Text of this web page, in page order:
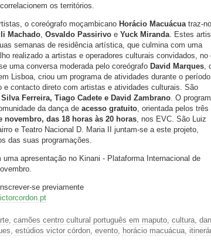
os territórios.
o coreógrafo moçambicano Horácio Macuácuatraz-
Machado, Osvaldo Passirivo e Yuck Miranda. Estes
semanas de residência artística, que culmina com uma
realizado a artistas e operadores culturais convidados, no
uma conversa moderada pelo coreógrafo David Marques,
Lisboa, criou um programa de atividades durante o
e contacto direto com artistas e atividades culturais. São
Ferreira, Tiago Cadete e David Zambrano. O
da dança de acesso gratuito, orientada pelos três
novembro, das 18 horas às 20 horas, nos EVC. São Luiz
e Teatro Nacional D. Maria II juntam-se a este projeto,
das suas programações.
apresentação no Kinani - Plataforma Internacional de
se previamente
, camões centro cultural português em maputo, cultura,
, estúdios victor córdon, evento, horácio macuácua,